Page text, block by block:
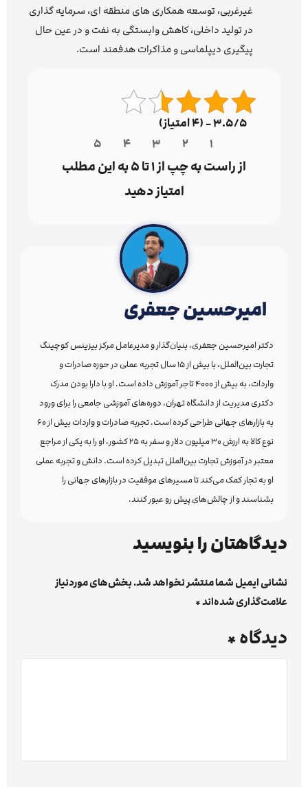
غیرغربی، توسعه همکاری های منطقه ای، سرمایه گذاری
در تولید داخلی، کاهش وابستگی به نفت و در عین حال
پیگیری دیپلماسی و مذاکرات هدفمند است.
3.5/5 - (4 امتیاز)
1 2 3 4 5
از راست به چپ از 1 تا 5 به این مطلب
امتیاز دهید
امیرحسین جعفری
دکتر امیرحسین جعفری، بنیان‌گذار و مدیرعامل مرکز بیزینس کوچینگ
تجارت بین‌الملل، با بیش از ۱۵ سال تجربه عملی در حوزه صادرات و
واردات، به بیش از ۴۰۰۰ تاجر آموزش داده است. او با دارا بودن مدرک
دکتری مدیریت از دانشگاه تهران، دوره‌های آموزشی جامعی را برای ورود
به بازارهای جهانی طراحی کرده است. تجربه صادرات و واردات بیش از 60
نوع کالا به ارزش ۳۰ میلیون دلار و سفر به ۲5 کشور، او را به یکی از مراجع
معتبر در آموزش تجارت بین‌الملل تبدیل کرده است. دانش و تجربه عملی
او به تجار کمک می‌کند تا مسیرهای موفقیت در بازارهای جهانی را
بشناسند و از چالش‌های پیش رو عبور کنند.
دیدگاهتان را بنویسید
نشانی ایمیل شما منتشر نخواهد شد.بخش‌های موردنیاز
علامت‌گذاری شده‌اند*
دیدگاه*